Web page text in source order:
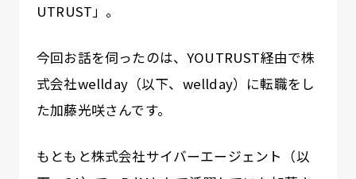
UTRUST」。
今回お話を伺ったのは、YOUTRUST経由で株
式会社wellday（以下、wellday）に転職をし
た加藤光咲さんです。
もともと株式会社サイバーエージェント（以